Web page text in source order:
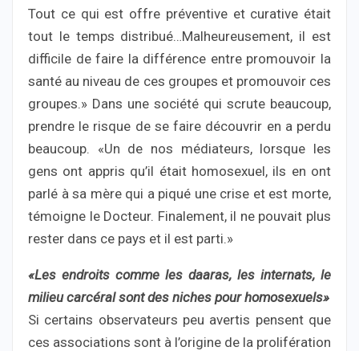
Tout ce qui est offre préventive et curative était
tout le temps distribué…Malheureusement, il est
difficile de faire la différence entre promouvoir la
santé au niveau de ces groupes et promouvoir ces
groupes.» Dans une société qui scrute beaucoup,
prendre le risque de se faire découvrir en a perdu
beaucoup. «Un de nos médiateurs, lorsque les
gens ont appris qu’il était homosexuel, ils en ont
parlé à sa mère qui a piqué une crise et est morte,
témoigne le Docteur. Finalement, il ne pouvait plus
rester dans ce pays et il est parti.»
«Les endroits comme les daaras, les internats, le
milieu carcéral sont des niches pour homosexuels»
Si certains observateurs peu avertis pensent que
ces associations sont à l’origine de la prolifération